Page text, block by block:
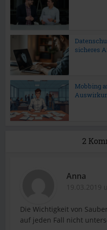
sicheres
Mobbing
2
Anna
19.03.2019
Die Wichtigkeit von
auf jeden Fall nicht